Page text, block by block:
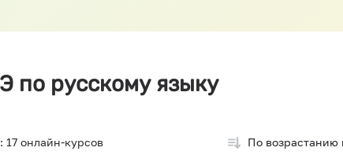
по русскому языку
17 онлайн-курсов По возрастанию